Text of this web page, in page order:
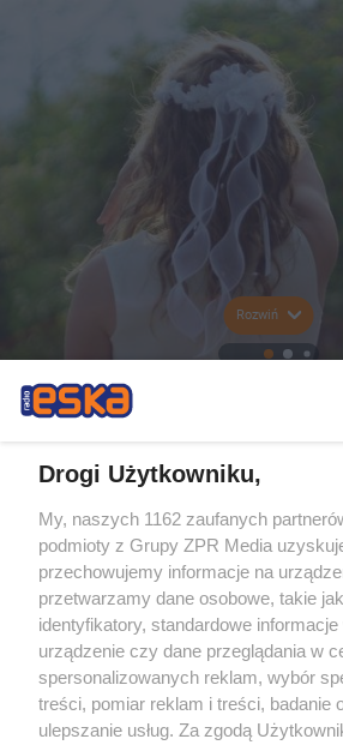
Rozwiń
Drogi Użytkowniku,
My, naszych 1162 zaufanych
podmioty z Grupy ZPR Media
przechowujemy informacje na
przetwarzamy dane osobowe, takie
identyfikatory, standardowe informacje
urządzenie czy dane przeglądania w
spersonalizowanych reklam, wybór
treści, pomiar reklam i treści, badanie
ulepszanie usług. Za zgodą